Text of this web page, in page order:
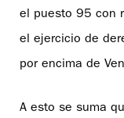
el puesto 95 con
el ejercicio de
por encima de
A esto se suma